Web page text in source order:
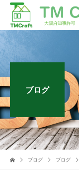
ブログ
ブログ ブログ